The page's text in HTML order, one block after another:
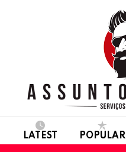
LATEST POPULAR